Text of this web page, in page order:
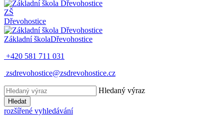
ZŠ
Dřevohostice
Základní školaDřevohostice
+420 581 711 031
zsdrevohostice@zsdrevohostice.cz
Hledaný výraz
Hledat
rozšířené vyhledávání